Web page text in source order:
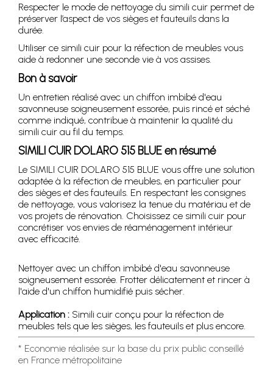
Respecter le mode de nettoyage du simili cuir permet de
préserver l’aspect de vos sièges et fauteuils dans la
durée.
Utiliser ce simili cuir pour la réfection de meubles vous
aide à redonner une seconde vie à vos assises.
Bon à savoir
Un entretien réalisé avec un chiffon imbibé d'eau
savonneuse soigneusement essorée, puis rincé et séché
comme indiqué, contribue à maintenir la qualité du
simili cuir au fil du temps.
SIMILI CUIR DOLARO 515 BLUE en résumé
Le SIMILI CUIR DOLARO 515 BLUE vous offre une solution
adaptée à la réfection de meubles, en particulier pour
des sièges et des fauteuils. En respectant les consignes
de nettoyage, vous valorisez la tenue du matériau et de
vos projets de rénovation. Choisissez ce simili cuir pour
concrétiser vos envies de réaménagement intérieur
avec efficacité.
Nettoyer avec un chiffon imbibé d'eau savonneuse
soigneusement essorée. Frotter délicatement et rincer à
l'aide d'un chiffon humidifié puis sécher.
Application : Simili cuir conçu pour la réfection de
meubles tels que les sièges, les fauteuils et plus encore.
* Economie réalisée sur la base du prix public conseillé
en France métropolitaine